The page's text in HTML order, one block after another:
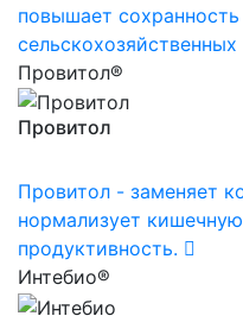
повышает
Провитол®
Провитол
Провитол - заменяет
нормализует
продуктивность.
Интебио®